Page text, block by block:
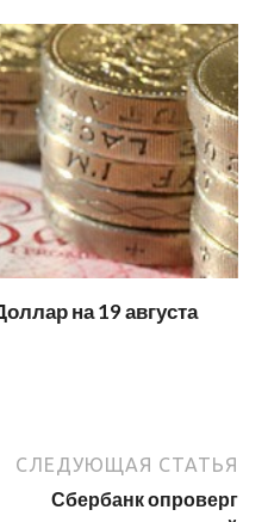
на 19 августа
СЛЕДУЮЩАЯ СТАТЬЯ
Сбербанк опроверг